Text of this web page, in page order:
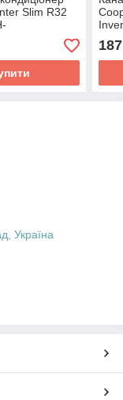
Slim R32
CH-IU050RK)
Україна